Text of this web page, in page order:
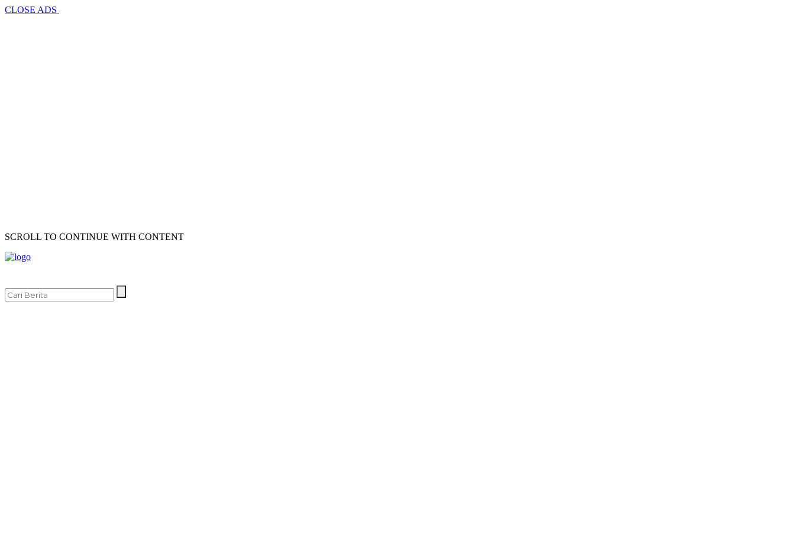
CLOSE ADS
SCROLL TO CONTINUE WITH CONTENT